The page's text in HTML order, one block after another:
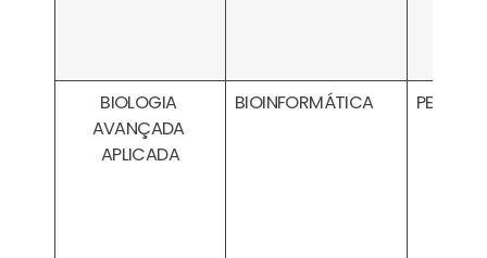
BIOLOGIA
AVANÇADA
APLICADA
BIOINFORMÁTICA